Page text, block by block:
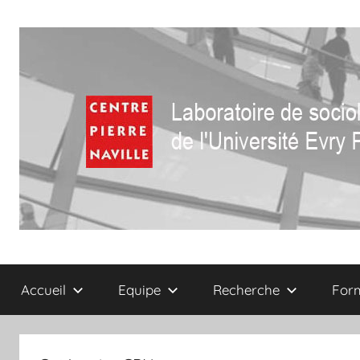
Centre
Pierre
Naville
de
sociologie
Accueil Equipe Recherche